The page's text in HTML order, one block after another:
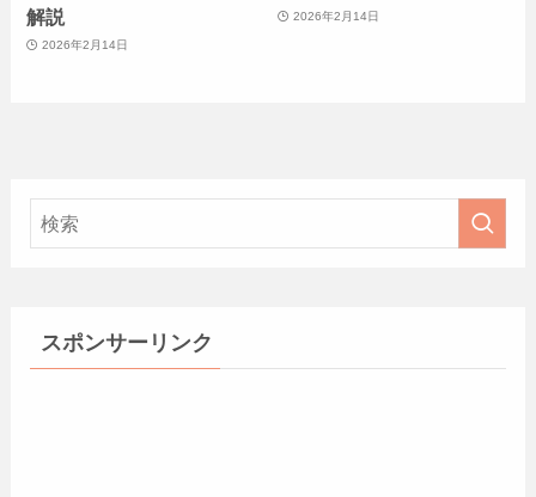
解説
2026年2月14日
2026年2月14日
スポンサーリンク